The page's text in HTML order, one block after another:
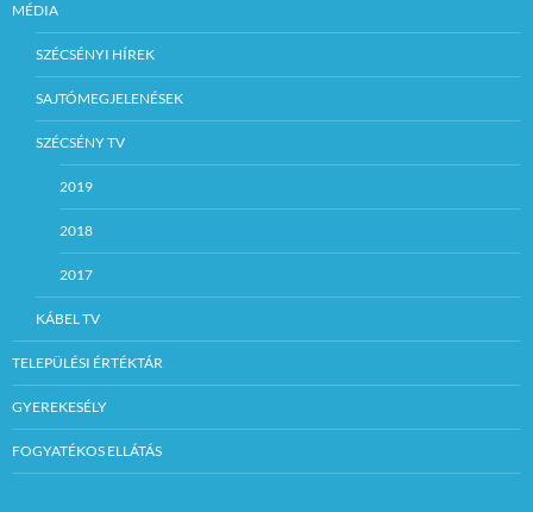
MÉDIA
SZÉCSÉNYI HÍREK
SAJTÓMEGJELENÉSEK
SZÉCSÉNY TV
2019
2018
2017
KÁBEL TV
TELEPÜLÉSI ÉRTÉKTÁR
GYEREKESÉLY
FOGYATÉKOS ELLÁTÁS